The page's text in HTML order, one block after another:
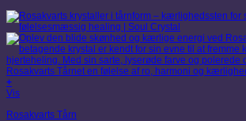
+
Vis
Rosakvarts Tårn